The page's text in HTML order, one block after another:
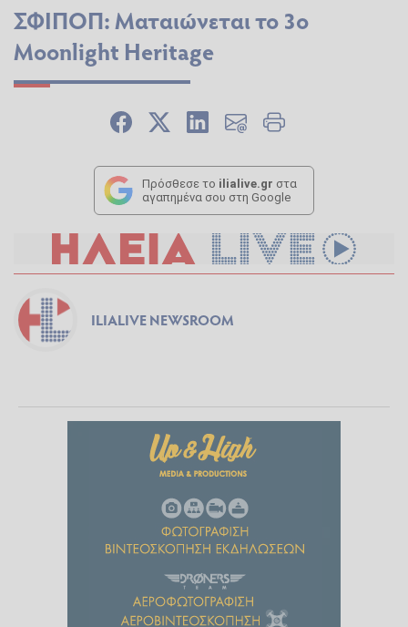
ΣΦΙΠΟΠ: Ματαιώνεται το 3ο
Moonlight Heritage
Πρόσθεσε το ilialive.gr στα
αγαπημένα σου στη Google
ILIALIVE NEWSROOM